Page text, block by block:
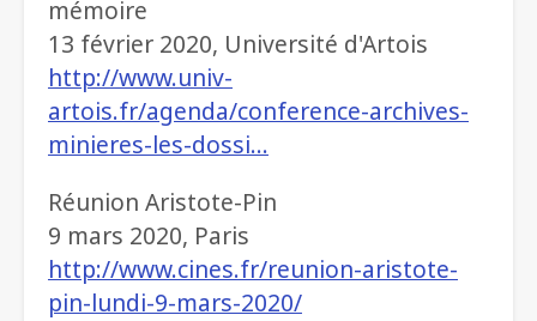
mémoire
13 février 2020, Université d'Artois
http://www.univ-
artois.fr/agenda/conference-archives-
minieres-les-dossi…
Réunion Aristote-Pin
9 mars 2020, Paris
http://www.cines.fr/reunion-aristote-
pin-lundi-9-mars-2020/